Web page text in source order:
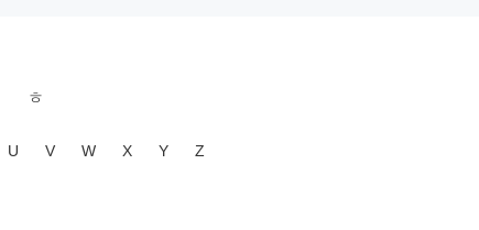
ㅎ
U V W X Y Z